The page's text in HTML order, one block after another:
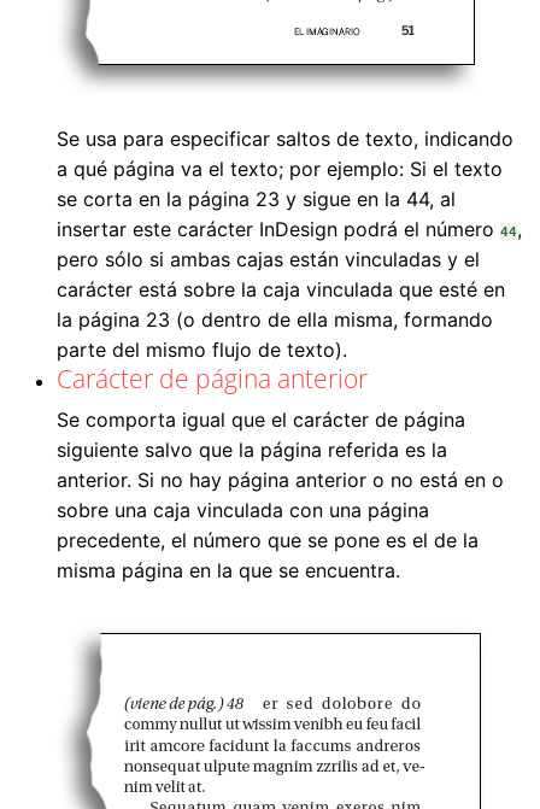
Se usa para especificar saltos de texto, indicando
a qué página va el texto; por ejemplo: Si el texto
se corta en la página 23 y sigue en la 44, al
insertar este carácter InDesign podrá el número 44,
pero sólo si ambas cajas están vinculadas y el
carácter está sobre la caja vinculada que esté en
la página 23 (o dentro de ella misma, formando
parte del mismo flujo de texto).
Carácter de página anterior
Se comporta igual que el carácter de página
siguiente salvo que la página referida es la
anterior. Si no hay página anterior o no está en o
sobre una caja vinculada con una página
precedente, el número que se pone es el de la
misma página en la que se encuentra.